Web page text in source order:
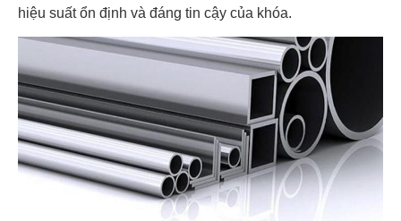
hiệu suất ổn định và đáng tin cậy của khóa.